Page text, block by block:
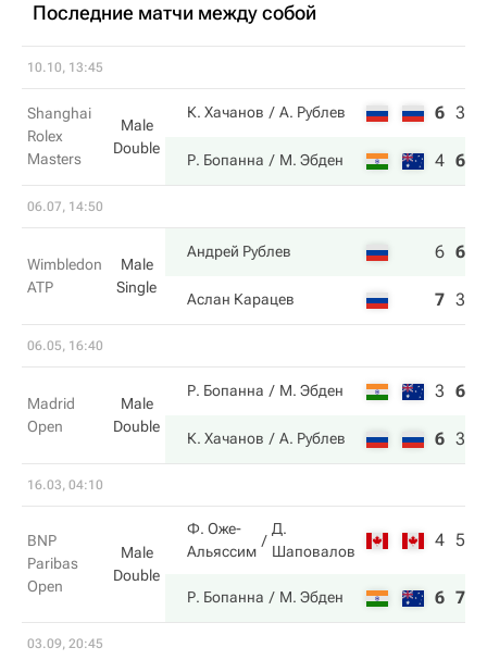
Последние матчи между собой
10.10, 13:45
Shanghai
Rolex
Masters
Male
Double
К. Хачанов А. Рублев 6 3
Р. Бопанна М. Эбден 4 6
06.07, 14:50
Wimbledon
ATP
Male
Single
Андрей Рублев 6 6
Аслан Карацев 7 3
06.05, 16:40
Madrid
Open
Male
Double
Р. Бопанна М. Эбден 3 6
К. Хачанов А. Рублев 6 3
16.03, 04:10
BNP
Paribas
Open
Male
Double
Ф. Оже-
Альяссим
Д.
Шаповалов
4 5
Р. Бопанна М. Эбден 6 7
03.09, 20:45